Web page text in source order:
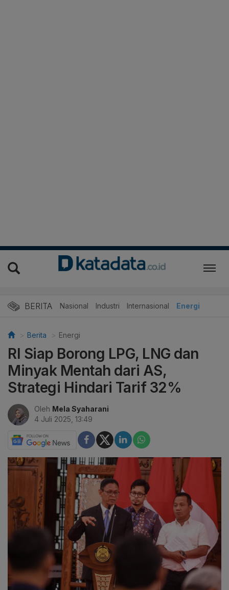
BERITA Nasional Industri Internasional Energi
Berita Energi
RI Siap Borong LPG, LNG dan
Minyak Mentah dari AS,
Strategi Hindari Tarif 32%
Oleh Mela Syaharani
4 Juli 2025, 13:49